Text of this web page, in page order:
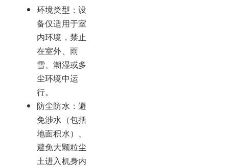
环境类型：设
备仅适用于室
内环境，禁止
在室外、雨
雪、潮湿或多
尘环境中运
行。
防尘防水：避
免涉水（包括
地面积水）、
避免大颗粒尘
土进入机身内